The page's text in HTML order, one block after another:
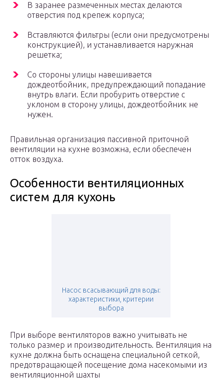
В заранее размеченных местах делаются
отверстия под крепеж корпуса;
Вставляются фильтры (если они предусмотрены
конструкцией), и устанавливается наружная
решетка;
Со стороны улицы навешивается
дождеотбойник, предупреждающий попадание
внутрь влаги. Если пробурить отверстие с
уклоном в сторону улицы, дождеотбойник не
нужен.
Правильная организация пассивной приточной
вентиляции на кухне возможна, если обеспечен
отток воздуха.
Особенности вентиляционных
систем для кухонь
Насос всасывающий для воды:
характеристики, критерии
выбора
При выборе вентиляторов важно учитывать не
только размер и производительность. Вентиляция на
кухне должна быть оснащена специальной сеткой,
предотвращающей посещение дома насекомыми из
вентиляционной шахты